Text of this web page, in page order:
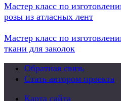
Мастер класс по
розы из атласных лент
Мастер класс по
ткани для заколок
Обратная связь
Стать автором проекта
Карта сайта